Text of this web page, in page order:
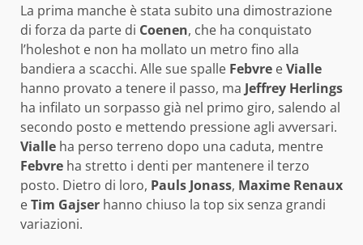
La prima manche è stata subito una dimostrazione
di forza da parte di Coenen, che ha conquistato
l’holeshot e non ha mollato un metro fino alla
bandiera a scacchi. Alle sue spalle Febvre eVialle
hanno provato a tenere il passo, ma Jeffrey Herlings
ha infilato un sorpasso già nel primo giro, salendo al
secondo posto e mettendo pressione agli avversari.
Vialle ha perso terreno dopo una caduta, mentre
Febvre ha stretto i denti per mantenere il terzo
posto. Dietro di loro, Pauls Jonass, Maxime Renaux
eTim Gajser hanno chiuso la top six senza grandi
variazioni.